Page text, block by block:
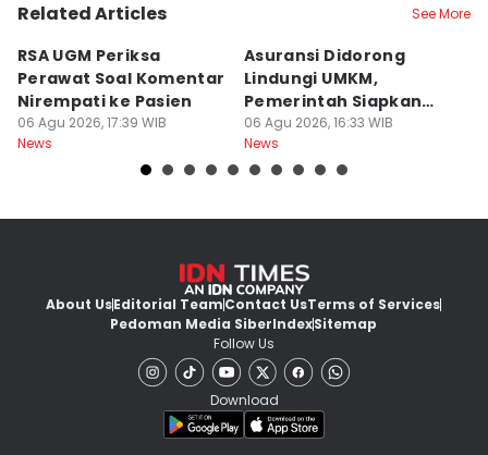
Related Articles See More
RSA UGM Periksa
Perawat Soal Komentar
Nirempati ke Pasien
06 Agu 2026, 17:39 WIB
News
Asuransi Didorong
Lindungi UMKM,
Pemerintah Siapkan
Ekosistem Pendukung
06 Agu 2026, 16:33 WIB
News
About UsEditorial TeamContact UsTerms of Services
Pedoman Media SiberIndexSitemap
Follow Us
Download